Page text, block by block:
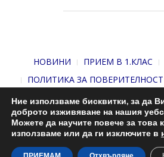
НОВИНИ ПРИЕМ В 1.КЛАС
ПОЛИТИКА ЗА ПОВЕРИТЕЛНОСТ
С подкрепата наНиколай
Ние използваме бисквитки, за да
доброто изживяване на нашия
Можете да научите повече за това
използваме или да ги изключите в